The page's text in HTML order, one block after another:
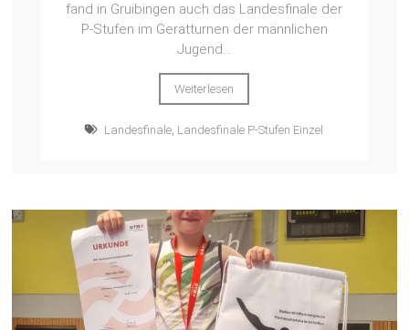
fand in Gruibingen auch das Landesfinale der
P‑Stufen im Gerätturnen der männlichen
Jugend...
Weiterlesen
Landesfinale, Landesfinale P-Stufen Einzel